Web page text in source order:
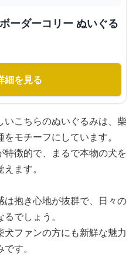
ーダーコリー ぬいぐる
細を見る
こちらのぬいぐるみは、柴
モチーフにしています。
特徴的で、まるで本物の犬を
ます。
は抱き心地が抜群で、日々の
でしょう。
ファンの方にも新鮮な魅力
す。